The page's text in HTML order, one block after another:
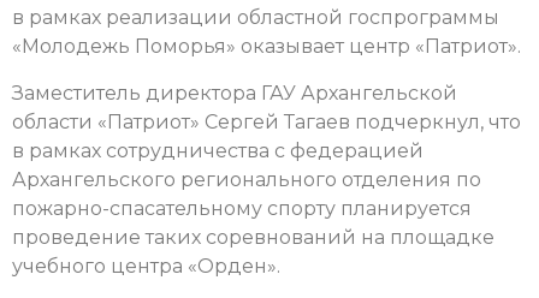
в рамках реализации областной госпрограммы
«Молодежь Поморья» оказывает центр «Патриот».
Заместитель директора ГАУ Архангельской
области «Патриот» Сергей Тагаев подчеркнул, что
в рамках сотрудничества с федерацией
Архангельского регионального отделения по
пожарно-спасательному спорту планируется
проведение таких соревнований на площадке
учебного центра «Орден».